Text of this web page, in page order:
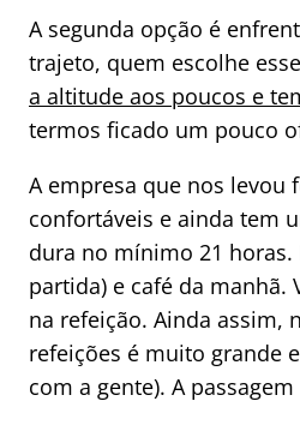
A segunda opção é
trajeto, quem escolhe
a altitude aos poucos e
termos ficado um pouco
A empresa que nos levou
confortáveis e ainda tem
dura no mínimo 21
partida) e café da manhã.
na refeição. Ainda assim,
refeições é muito grande
com a gente). A